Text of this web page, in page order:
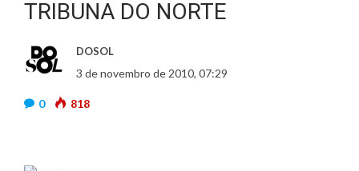
TRIBUNA DO NORTE
DOSOL
3 de novembro de 2010, 07:29
0 818